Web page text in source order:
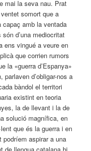
mai la seva nau. Prat
ventet somort que a
amb la ventada
d’una mediocritat
ens vingué a veure en
que corrien rumors
la «guerra d’Espanya»
parlaven d’obligar-nos a
bàndol el territori
existint en teoria
la de llevant i la de
solució mag­nífica, en
que és la guerra i en
podríem aspirar a una